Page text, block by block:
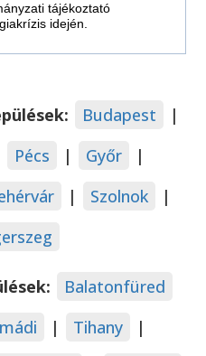
tájékoztató
idején.
Budapest
|
Pécs | Győr
|
| Szolnok
|
Balatonfüred
| Tihany
|